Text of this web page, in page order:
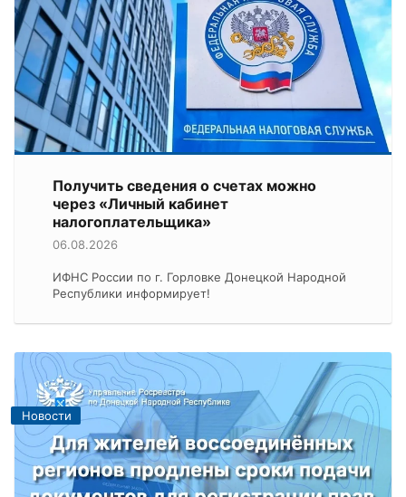
Получить сведения о счетах можно
через «Личный кабинет
налогоплательщика»
06.08.2026
ИФНС России по г. Горловке Донецкой Народной
Республики информирует!
Новости